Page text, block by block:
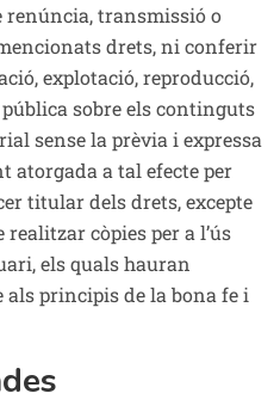
renúncia, transmissió o
drets, ni conferir
explotació, reproducció,
sobre els continguts
sense la prèvia i expressa
atorgada a tal efecte per
titular dels drets, excepte
còpies per a l’ús
els quals hauran
als principis de la bona fe i